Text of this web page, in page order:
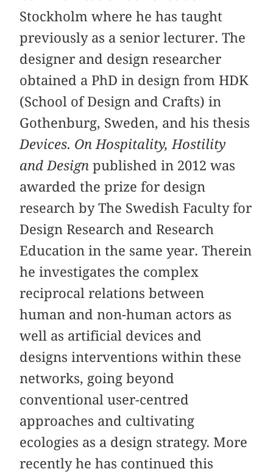
Stockholm where he has taught
previously as a senior lecturer. The
designer and design researcher
obtained a PhD in design from HDK
(School of Design and Crafts) in
Gothenburg, Sweden, and his thesis
Devices. On Hospitality, Hostility
and Design published in 2012 was
awarded the prize for design
research by The Swedish Faculty for
Design Research and Research
Education in the same year. Therein
he investigates the complex
reciprocal relations between
human and non-human actors as
well as artificial devices and
designs interventions within these
networks, going beyond
conventional user-centred
approaches and cultivating
ecologies as a design strategy. More
recently he has continued this